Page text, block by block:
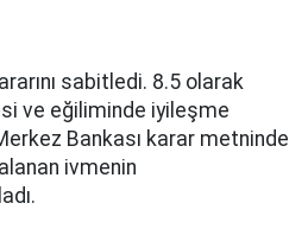
sabitledi. 8.5 olarak
ve eğiliminde iyileşme
Bankası karar metninde
ivmenin